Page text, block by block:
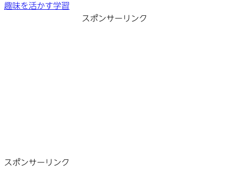
趣味を活かす学習
スポンサーリンク
スポンサーリンク